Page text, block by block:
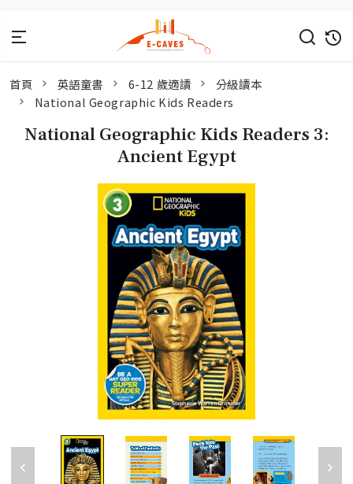
首頁 英語童書 6-12 歲適讀
分級讀本
National Geographic Kids Readers
National Geographic Kids Readers 3:
Ancient Egypt